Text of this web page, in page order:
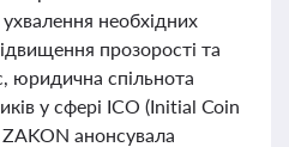
необхідних
прозорості та
юридична спільнота
у сфері ІСО (Initial Coin
анонсувала